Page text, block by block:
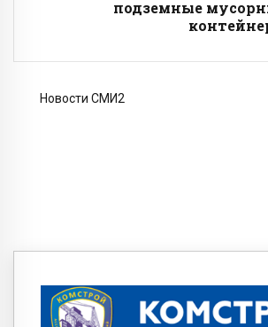
подземные
Новости СМИ2